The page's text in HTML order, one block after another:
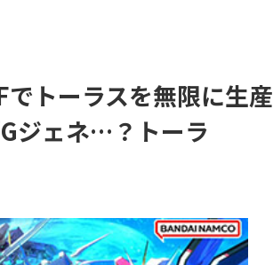
トーラスを無限に生産
ジェネ…？トーラ